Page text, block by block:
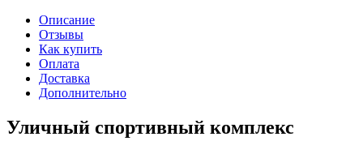
Описание
Отзывы
Как купить
Оплата
Доставка
Дополнительно
Уличный спортивный комплекс